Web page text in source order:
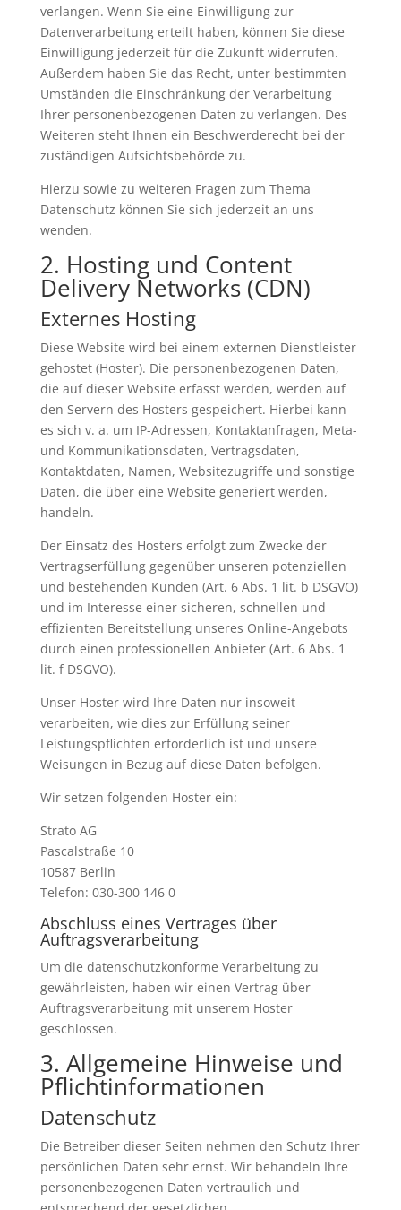
verlangen. Wenn Sie eine Einwilligung zur
Datenverarbeitung erteilt haben, können Sie diese
Einwilligung jederzeit für die Zukunft widerrufen.
Außerdem haben Sie das Recht, unter bestimmten
Umständen die Einschränkung der Verarbeitung
Ihrer personenbezogenen Daten zu verlangen. Des
Weiteren steht Ihnen ein Beschwerderecht bei der
zuständigen Aufsichtsbehörde zu.
Hierzu sowie zu weiteren Fragen zum Thema
Datenschutz können Sie sich jederzeit an uns
wenden.
2. Hosting und Content
Delivery Networks (CDN)
Externes Hosting
Diese Website wird bei einem externen Dienstleister
gehostet (Hoster). Die personenbezogenen Daten,
die auf dieser Website erfasst werden, werden auf
den Servern des Hosters gespeichert. Hierbei kann
es sich v. a. um IP-Adressen, Kontaktanfragen, Meta-
und Kommunikationsdaten, Vertragsdaten,
Kontaktdaten, Namen, Websitezugriffe und sonstige
Daten, die über eine Website generiert werden,
handeln.
Der Einsatz des Hosters erfolgt zum Zwecke der
Vertragserfüllung gegenüber unseren potenziellen
und bestehenden Kunden (Art. 6 Abs. 1 lit. b DSGVO)
und im Interesse einer sicheren, schnellen und
effizienten Bereitstellung unseres Online-Angebots
durch einen professionellen Anbieter (Art. 6 Abs. 1
lit. f DSGVO).
Unser Hoster wird Ihre Daten nur insoweit
verarbeiten, wie dies zur Erfüllung seiner
Leistungspflichten erforderlich ist und unsere
Weisungen in Bezug auf diese Daten befolgen.
Wir setzen folgenden Hoster ein:
Strato AG
Pascalstraße 10
10587 Berlin
Telefon: 030-300 146 0
Abschluss eines Vertrages über
Auftragsverarbeitung
Um die datenschutzkonforme Verarbeitung zu
gewährleisten, haben wir einen Vertrag über
Auftragsverarbeitung mit unserem Hoster
geschlossen.
3. Allgemeine Hinweise und
Pflicht­informationen
Datenschutz
Die Betreiber dieser Seiten nehmen den Schutz Ihrer
persönlichen Daten sehr ernst. Wir behandeln Ihre
personenbezogenen Daten vertraulich und